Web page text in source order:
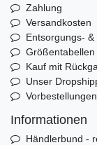
Zahlung
Versandkosten
Entsorgungs-
Größentabellen
Kauf mit
Unser
Informationen
Händlerbund -